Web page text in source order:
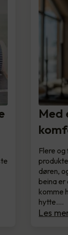
Med
Flere
døren,
beina er
komme
hytte.…
Les